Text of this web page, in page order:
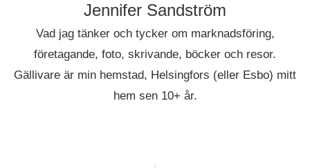
Jennifer Sandström
Vad jag tänker och tycker om marknadsföring,
företagande, foto, skrivande, böcker och resor.
Gällivare är min hemstad, Helsingfors (eller Esbo) mitt
hem sen 10+ år.